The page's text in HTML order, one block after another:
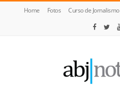
Home Fotos Curso de Jornalismo